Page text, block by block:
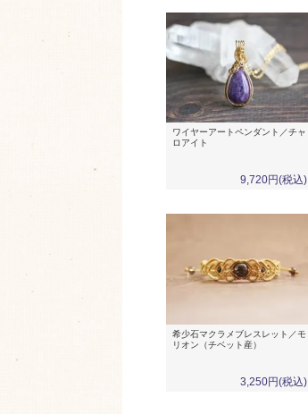
ワイヤーアートペンダント／チャ
ロアイト
9,720円(税込)
希少石マクラメブレスレット／モ
リオン（チベット産）
3,250円(税込)